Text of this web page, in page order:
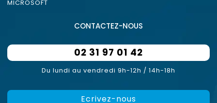
MICROSOFT
CONTACTEZ-NOUS
02 31 97 01 42
Du lundi au vendredi 9h-12h / 14h-18h
Ecrivez-nous